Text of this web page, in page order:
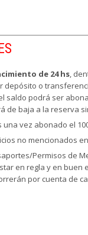
de 24 hs ,
depósito o
saldo podrá ser
de baja a la reserva
vez abonado el
no mencionados
Permisos de
en regla y en buen
por cuenta de